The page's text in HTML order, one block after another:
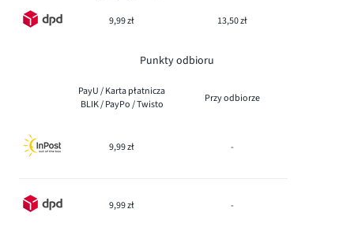
9,99 zł 13,50 zł
Punkty odbioru
PayU / Karta płatnicza
BLIK / PayPo / Twisto
Przy odbiorze
9,99 zł -
9,99 zł -